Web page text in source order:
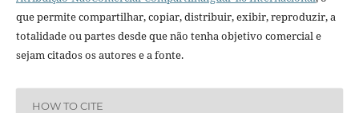
que permite compartilhar, copiar, distribuir, exibir, reproduzir, a
totalidade ou partes desde que não tenha objetivo comercial e
sejam citados os autores e a fonte.
HOW TO CITE